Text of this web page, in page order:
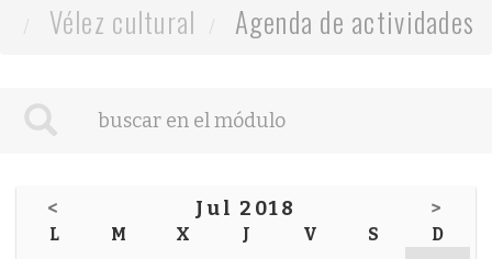
Vélez cultural
Agenda de actividades
< Jul 2018 >
L M X J V S D